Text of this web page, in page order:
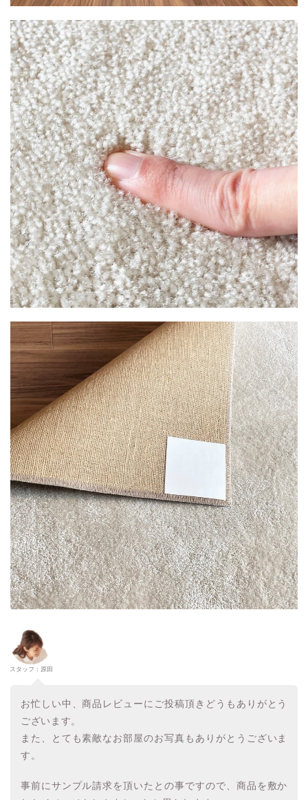
スタッフ：原田
お忙しい中、商品レビューにご投稿頂きどうもありがとう
ございます。
また、とても素敵なお部屋のお写真もありがとうございま
す。
事前にサンプル請求を頂いたとの事ですので、商品を敷か